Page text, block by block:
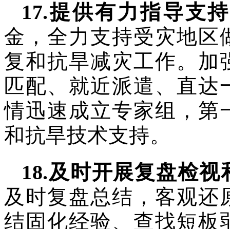
17.提供有力指导支
金，全力支持受灾地区
复和抗旱减灾工作。加
匹配、就近派遣、直
情迅速成立专家组，第
和抗旱技术支持。
18.及时开展复盘检视
及时复盘总结，客观还
结固化经验、查找短板